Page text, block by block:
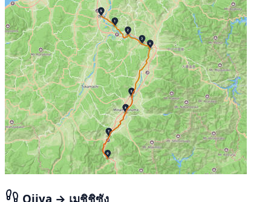
Ojiya → เมชิชิซัง